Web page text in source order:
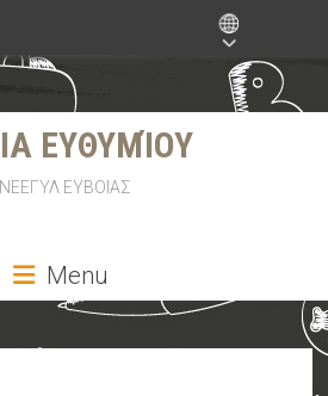
ΕΥΘΥΜΊΟΥ
ΕΥΒΟΙΑΣ
Menu